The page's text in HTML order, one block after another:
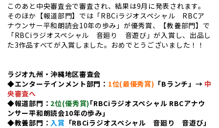
このあと中央審査会で審査され、結果は9月に発表されます。
そのほか【報道部門】では「RBCiラジオスペシャル RBCア
ナウンサー平和朗読会10年の歩み」が優秀賞、【教養部門】で
「RBCiラジオスペシャル 音廻り 音遊び」が入賞し、出品し
た3作品すべてが入賞しました。おめでとうございました！！
ラジオ九州・沖縄地区審査会
◆エンターテインメント部門： 1位(最優秀賞) 「Bランチ」→ 中
央審査へ
◆報道部門： 2位(優秀賞) ｢RBCiラジオスペシャル RBCアナウ
ンサー平和朗読会10年の歩み ｣
◆教養部門： 入賞 「RBCiラジオスペシャル 音廻り 音遊び」